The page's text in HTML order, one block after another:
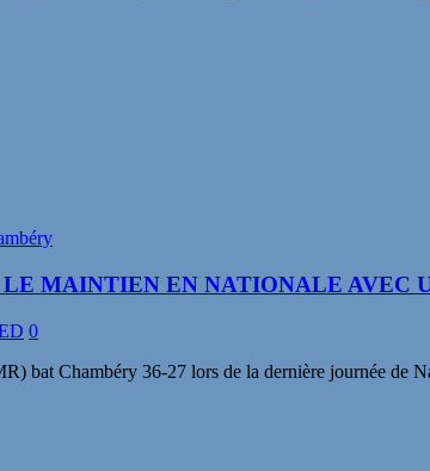
LE MAINTIEN EN NATIONALE
0
bat Chambéry 36-27 lors de la dernière journée de